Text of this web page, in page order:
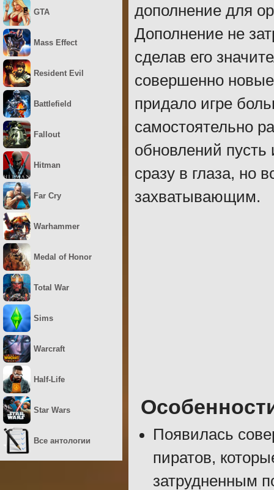
дополнение для
Дополнение не
сделав его
совершенно
придало игре
самостоятельно
обновлений
сразу в глаза, но
захватывающим.
Появилась
пиратов,
затрудненным
GTA
Mass Effect
Resident Evil
Battlefield
Fallout
Hitman
Far Cry
Warhammer
Medal of Honor
Total War
Sims
Warcraft
Half-Life
Star Wars
Все антологии